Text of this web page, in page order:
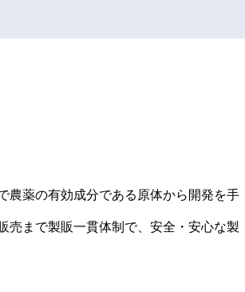
農薬の有効成分である原体から開発を手
売まで製販一貫体制で、安全・安心な製